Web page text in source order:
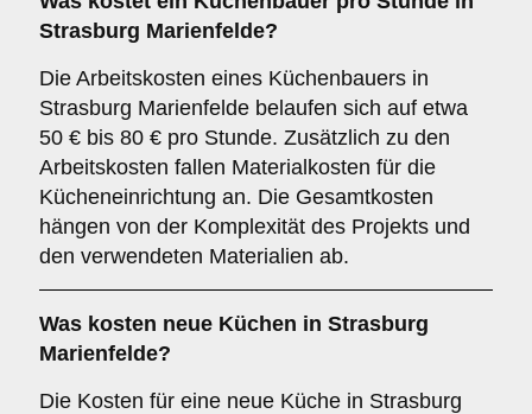
Strasburg Marienfelde?
Die Arbeitskosten eines Küchenbauers in
Strasburg Marienfelde belaufen sich auf etwa
50 € bis 80 € pro Stunde. Zusätzlich zu den
Arbeitskosten fallen Materialkosten für die
Kücheneinrichtung an. Die Gesamtkosten
hängen von der Komplexität des Projekts und
den verwendeten Materialien ab.
Was kosten neue Küchen in Strasburg
Marienfelde?
Die Kosten für eine neue Küche in Strasburg